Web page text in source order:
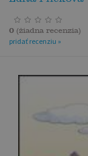
0 (žiadna recenzia)
pridať recenziu »